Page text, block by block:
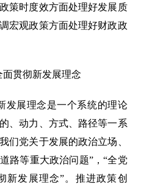
策时度效方面处理好发展质
宏观政策方面处理好财政政
面贯彻新发展理念
展理念是一个系统的理论
、动力、方式、路径等一系
们党关于发展的政治立场、
路等重大政治问题”，“全党
新发展理念”。推进政策创